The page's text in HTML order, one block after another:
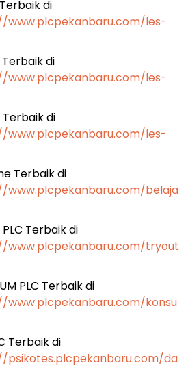
di
www.plcpekanbaru.com/les-
Terbaik di
www.plcpekanbaru.com/les-
Terbaik di
www.plcpekanbaru.com/les-
Terbaik di
www.plcpekanbaru.com/
Terbaik di
www.plcpekanbaru.com/tryout-
PLC Terbaik di
www.plcpekanbaru.com/
Terbaik di
psikotes.plcpekanbaru.com/